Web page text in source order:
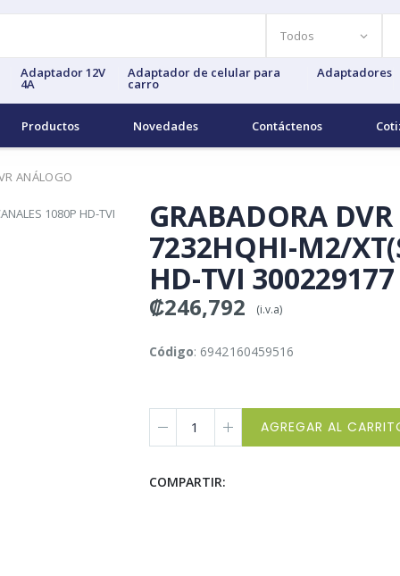
Adaptador 12V
4A
Adaptador de celular para
carro
Adaptadores
Productos Novedades Contáctenos
ANÁLOGO
GRABADORA
7232HQHI-M2/
HD-TVI
₡246,792 (i.v.a)
Código: 6942160459516
AGREGAR AL
COMPARTIR: